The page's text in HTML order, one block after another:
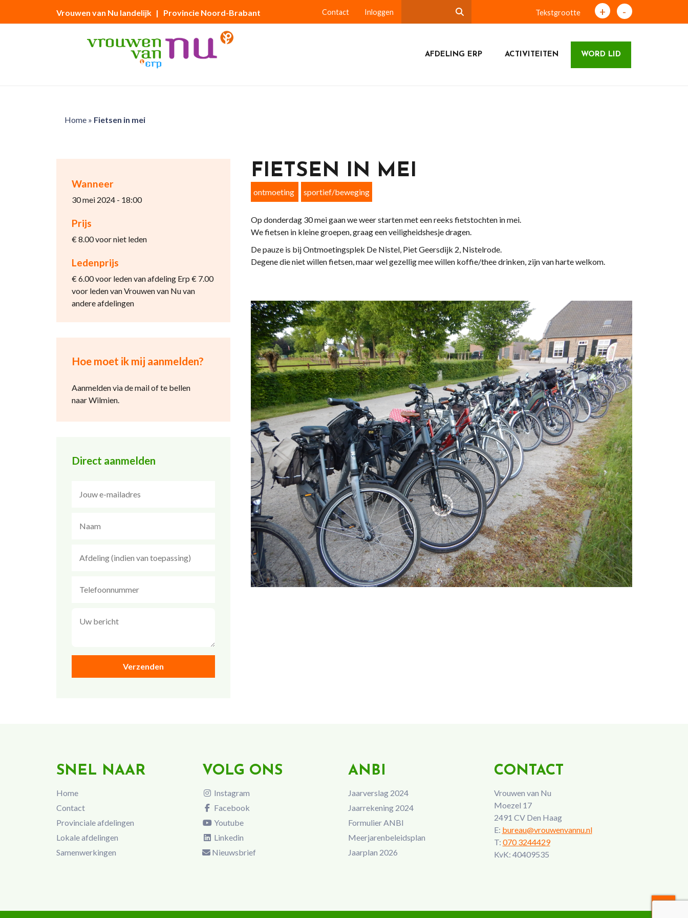
Vrouwen van Nu landelijk | Provincie Noord-Brabant Contact Inloggen Tekstgrootte + -
AFDELING ERP ACTIVITEITEN WORD LID
Home» Fietsen in mei
Wanneer
30 mei 2024 - 18:00
Prijs
€ 8.00 voor niet leden
Ledenprijs
€ 6.00 voor leden van afdeling Erp € 7.00
voor leden van Vrouwen van Nu van
andere afdelingen
Hoe moet ik mij aanmelden?
Aanmelden via de mail of te bellen
naar Wilmien.
Direct aanmelden
FIETSEN IN MEI
ontmoeting sportief/beweging
Op donderdag 30 mei gaan we weer starten met een reeks fietstochten in mei.
We fietsen in kleine groepen, graag een veiligheidshesje dragen.
De pauze is bij Ontmoetingsplek De Nistel, Piet Geersdijk 2, Nistelrode.
Degene die niet willen fietsen, maar wel gezellig mee willen koffie/thee drinken, zijn van harte welkom.
SNEL NAAR
Home
Contact
Provinciale afdelingen
Lokale afdelingen
Samenwerkingen
VOLG ONS
Instagram
Facebook
Youtube
Linkedin
Nieuwsbrief
ANBI
Jaarverslag 2024
Jaarrekening 2024
Formulier ANBI
Meerjarenbeleidsplan
Jaarplan 2026
CONTACT
Vrouwen van Nu
Moezel 17
2491 CV Den Haag
E: bureau@vrouwenvannu.nl
T: 070 3244429
KvK: 40409535